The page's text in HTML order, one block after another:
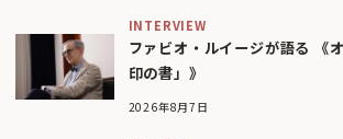
INTERVIEW
ファビオ・ルイージが語る 《
印の書」》
2026年8月7日